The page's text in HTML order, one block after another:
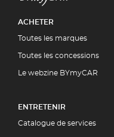
ACHETER
Toutes les marques
Toutes les concessions
Le webzine BYmyCAR
ENTRETENIR
Catalogue de services